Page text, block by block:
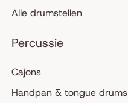
Alle drumstellen
Percussie
Cajons
Handpan & tongue drums